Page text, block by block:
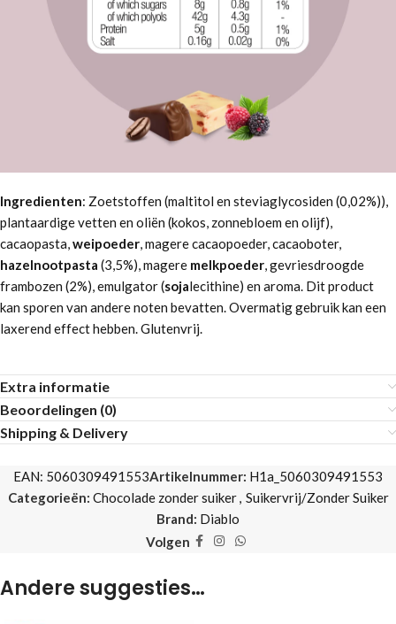
Ingredienten: Zoetstoffen (maltitol en steviaglycosiden (0,02%)),
plantaardige vetten en oliën (kokos, zonnebloem en olijf),
cacaopasta,weipoeder, magere cacaopoeder, cacaoboter,
hazelnootpasta (3,5%), magere melkpoeder, gevriesdroogde
frambozen (2%), emulgator (sojalecithine) en aroma. Dit product
kan sporen van andere noten bevatten. Overmatig gebruik kan een
laxerend effect hebben. Glutenvrij.
Extra informatie
Beoordelingen (0)
Shipping & Delivery
EAN: 5060309491553Artikelnummer: H1a_5060309491553
Categorieën: Chocolade zonder suiker, Suikervrij/Zonder Suiker
Brand: Diablo
Volgen
Andere suggesties…